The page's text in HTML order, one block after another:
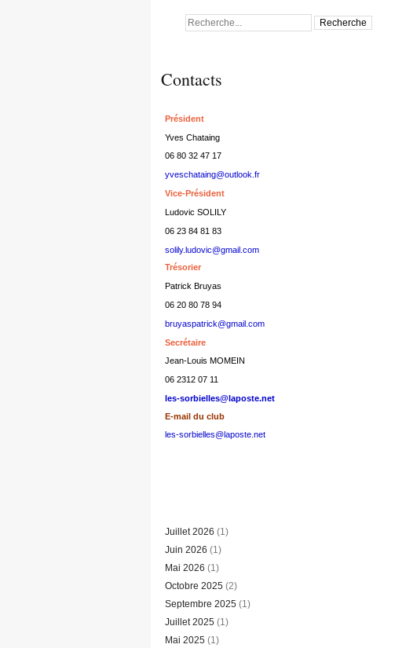
Contacts
Président
Yves Chataing
06 80 32 47 17
yveschataing@outlook.fr
Vice-Président
Ludovic SOLILY
06 23 84 81 83
solily.ludovic@gmail.com
Trésorier
Patrick Bruyas
06 20 80 78 94
bruyaspatrick@gmail.com
Secrétaire
Jean-Louis MOMEIN
06 2312 07 11
les-sorbielles@laposte.net
E-mail du club
les-sorbielles@laposte.net
Juillet 2026 (1)
Juin 2026 (1)
Mai 2026 (1)
Octobre 2025 (2)
Septembre 2025 (1)
Juillet 2025 (1)
Mai 2025 (1)